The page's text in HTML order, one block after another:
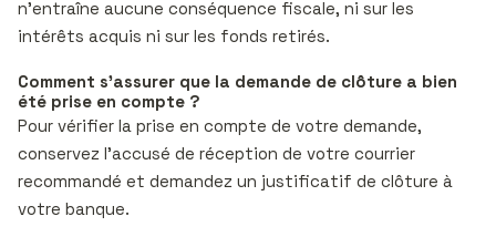
n’entraîne aucune conséquence fiscale, ni sur les
intérêts acquis ni sur les fonds retirés.
Comment s’assurer que la demande de clôture a bien
été prise en compte ?
Pour vérifier la prise en compte de votre demande,
conservez l’accusé de réception de votre courrier
recommandé et demandez un justificatif de clôture à
votre banque.